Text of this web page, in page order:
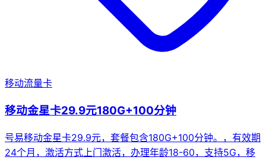
移动流量卡
移动金星卡29.9元180G+100分钟
号易移动金星卡29.9元，套餐包含180G+100分钟。，有效期
24个月，激活方式上门激活，办理年龄18-60，支持5G，移